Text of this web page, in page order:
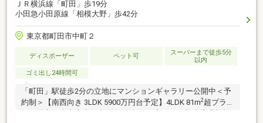
ＪＲ横浜線「町田」歩19分
小田急小田原線「相模大野」歩42分
東京都町田市中町２
ディスポーザー ペット可
スーパーまで徒歩5分
以内
ゴミ出し24時間可
「町田」駅徒歩2分の立地にマンションギャラリー公開中＜予
約制＞【南西向き 3LDK 5900万円台予定】4LDK 81m2 超プラン
もご用意。全邸南東・南西向き/角住戸率50％。複合商業施設